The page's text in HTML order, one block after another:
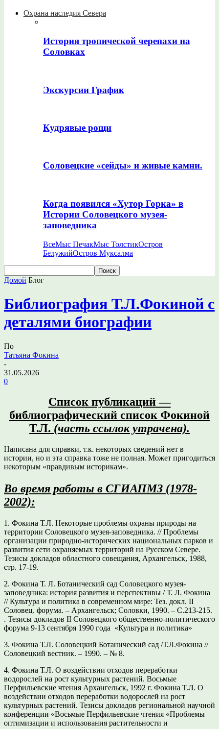
Охрана наследия Севера
История тропической черепахи на
Соловках
Экскурсии График
Кудрявые рощи
Соловецкие «сейды» и живые камни.
Когда появился «Хутор Горка» в
Истории Соловецкого музея-
заповедника
ВсеМыс ПечакМыс ТолстикОстров
БелужийОстров Муксалма
Домой Блог
Библиография Т.Л.Фокиной с
деталями биографии
По
Татьяна Фокина
-
31.05.2026
0
Список публикаций —
библиографический список Фокиной
Т.Л. (часть ссылок утрачена).
Написана для справки, т.к. некоторых сведений нет в
истории, но и эта справка тоже не полная. Может пригодиться
некоторым «правдивым историкам».
Во время работы в СГИАПМЗ (1978-
2002):
1. Фокина Т.Л. Некоторые проблемы охраны природы на
территории Соловецкого музея-заповедника. // Проблемы
организации природно-исторических национальных парков и
развития сети охраняемых территорий на Русском Севере.
Тезисы докладов областного совещания, Архангельск, 1988,
стр. 17-19.
2. Фокина Т. Л. Ботанический сад Соловецкого музея-
заповедника: история развития и перспективы / Т. Л. Фокина
// Культура и политика в современном мире: Тез. докл. II
Соловец. форума. – Архангельск; Соловки, 1990. – С.213-215.
. Тезисы докладов II Соловецкого общественно-политического
форума 9-13 сентября 1990 года «Культура и политика»
3. Фокина Т.Л. Соловецкий Ботанический сад /Т.Л.Фокина //
Соловецкий вестник. – 1990. – № 8.
4. Фокина Т.Л. О воздействии отходов переработки
водорослей на рост культурных растений. Восьмые
Перфильевские чтения Архангельск, 1992 г. Фокина Т.Л. О
воздействии отходов переработки водорослей на рост
культурных растений. Тезисы докладов региональной научной
конференции «Восьмые Перфильевские чтения «Проблемы
оптимизации и использования растительности и